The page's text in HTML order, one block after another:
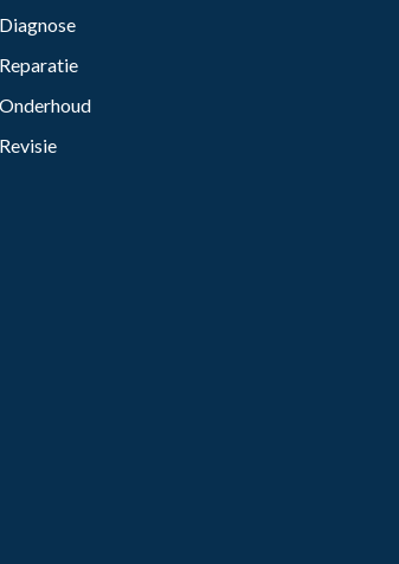
Diagnose
Reparatie
Onderhoud
Revisie